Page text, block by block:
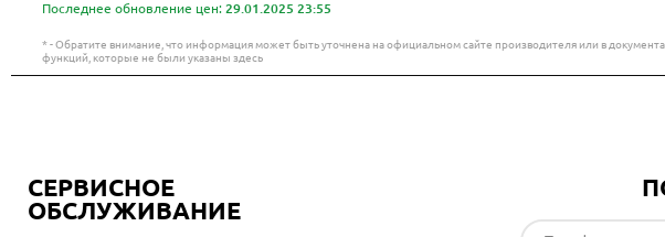
Последнее обновление цен: 29.01.2025 23:55
* - Обратите внимание, что информация может быть уточнена на официальном сайте производителя или в
функций, которые не были указаны здесь
СЕРВИСНОЕ
ОБСЛУЖИВАНИЕ